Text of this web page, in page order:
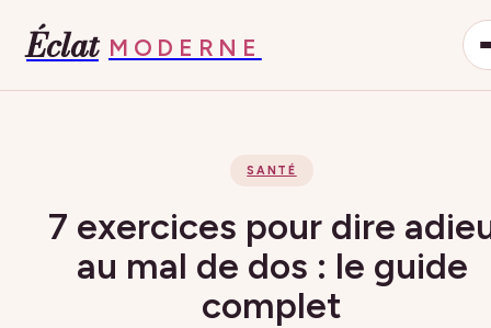
Éclat MODERNE
SANTÉ
7 exercices pour dire
au mal de dos : le guide
complet